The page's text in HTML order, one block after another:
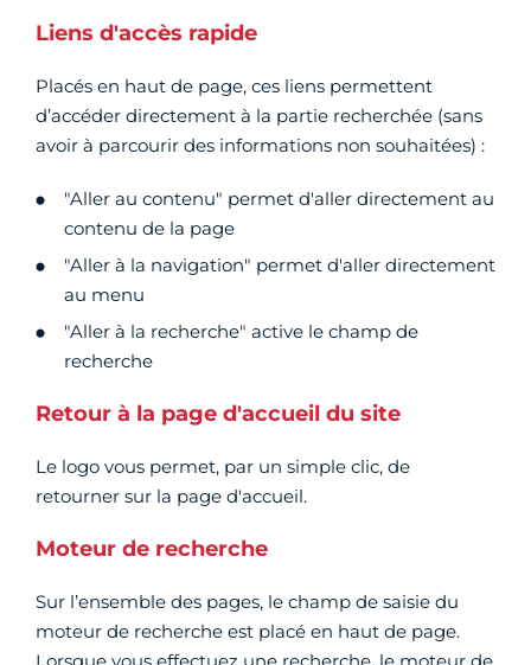
Liens d'accès rapide
Placés en haut de page, ces liens permettent
d’accéder directement à la partie recherchée (sans
avoir à parcourir des informations non souhaitées) :
"Aller au contenu" permet d'aller directement au
contenu de la page
"Aller à la navigation" permet d'aller directement
au menu
"Aller à la recherche" active le champ de
recherche
Retour à la page d'accueil du site
Le logo vous permet, par un simple clic, de
retourner sur la page d'accueil.
Moteur de recherche
Sur l’ensemble des pages, le champ de saisie du
moteur de recherche est placé en haut de page.